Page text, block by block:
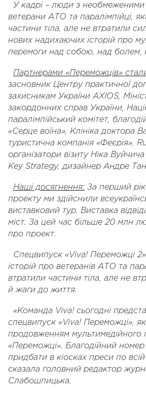
У кадрі – люди з
ветерани АТО та паралімпійці,
частини тіла, але не втратили
нових надихаючих історій про
перемоги над собою, над болем,
Партнерами «Переможців»
засновник Центру практичної
захисникам України AXIOS,
закордонних справ України,
паралімпійський комітет,
«Серце воїна», Клініка доктора
туристична компанія «Феєрія»,
організатори візиту Ніка
Key Strategy, дизайнер Андре
Наші досягнення: За перший рік
проекту ми здійснили
виставковий тур. Виставка
міст. За цей час більше 20 млн
про проект.
Спецвипуск «Viva! Переможці
історій про ветеранів АТО та
втратили частини тіла, але не
й жаги до життя.
«Команда Viva! сьогодні
спецвипуск «Viva! Переможці»,
продовженням мультимедійного
«Переможці». Благодійний
придбати в кіосках преси по всій
сказала головний редактор
Слабошпицька.